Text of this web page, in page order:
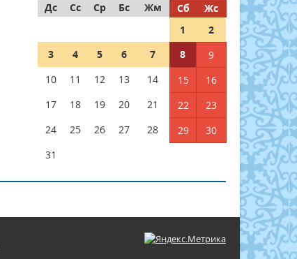
Дс
Сс Ср Бс Жм Сб
Жс
1
2
3
4 5 6 7 8
9
10
11 12 13 14 15
16
17
18 19 20 21 22
23
24
25 26 27 28 29
30
31